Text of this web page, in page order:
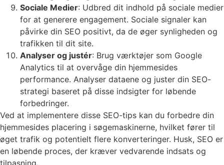
Sociale Medier: Udbred dit indhold på sociale medier
for at generere engagement. Sociale signaler kan
påvirke din SEO positivt, da de øger synligheden og
trafikken til dit site.
Analyser og justér: Brug værktøjer som Google
Analytics til at overvåge din hjemmesides
performance. Analyser dataene og juster din SEO-
strategi baseret på disse indsigter for løbende
forbedringer.
Ved at implementere disse SEO-tips kan du forbedre din
hjemmesides placering i søgemaskinerne, hvilket fører til
øget trafik og potentielt flere konverteringer. Husk, SEO er
en løbende proces, der kræver vedvarende indsats og
tilpasning.